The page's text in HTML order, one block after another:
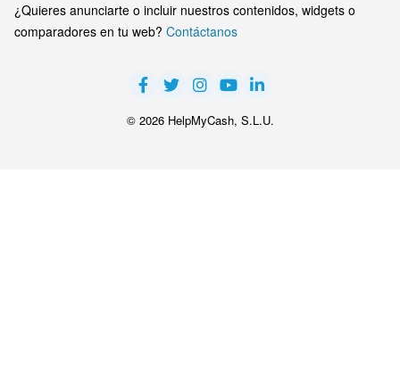
¿Quieres anunciarte o incluir nuestros contenidos, widgets o
comparadores en tu web? Contáctanos
© 2026 HelpMyCash, S.L.U.